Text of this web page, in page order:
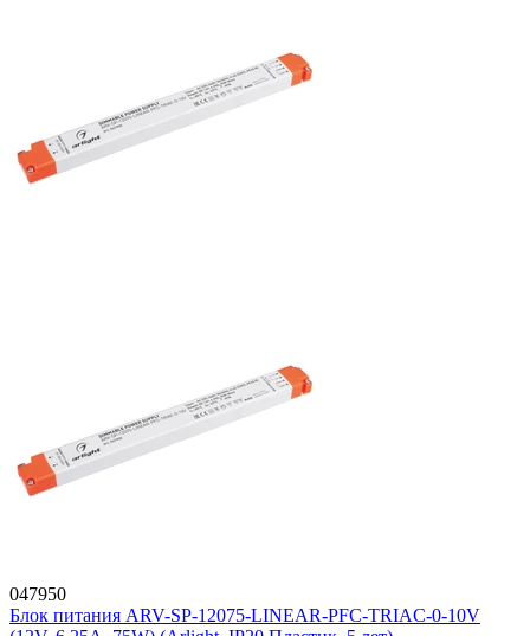
047950
Блок питания ARV-SP-12075-LINEAR-PFC-TRIAC-0-10V